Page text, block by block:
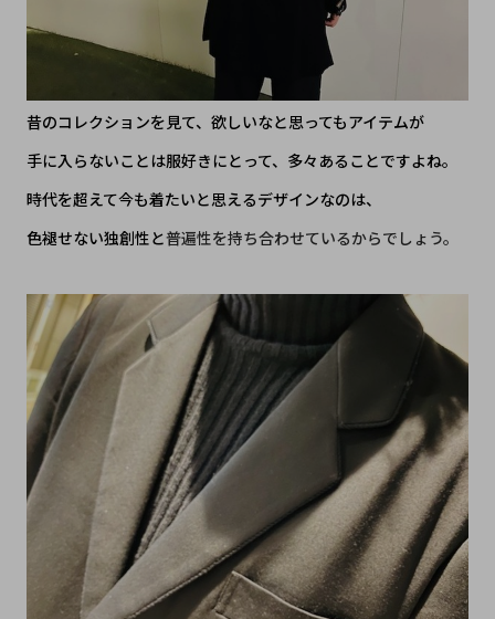
昔のコレクションを見て、欲しいなと思ってもアイテムが
手に入らないことは服好きにとって、多々あることですよね。
時代を超えて今も着たいと思えるデザインなのは、
色褪せない独創性と普遍性を持ち合わせているからでしょう。